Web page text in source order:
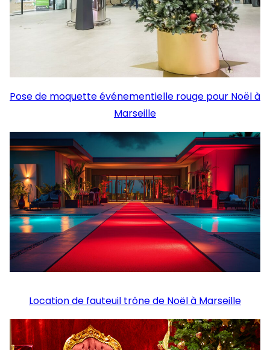
Pose de moquette événementielle rouge pour Noël à
Marseille
Location de fauteuil trône de Noël à Marseille